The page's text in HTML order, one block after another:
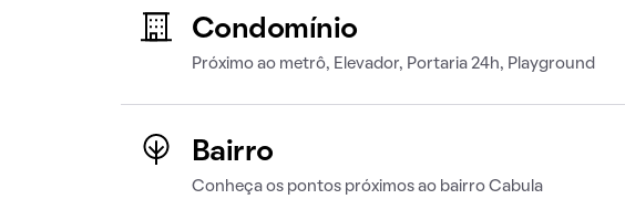
Condomínio
Próximo ao metrô, Elevador, Portaria 24h, Playground
Bairro
Conheça os pontos próximos ao bairro Cabula